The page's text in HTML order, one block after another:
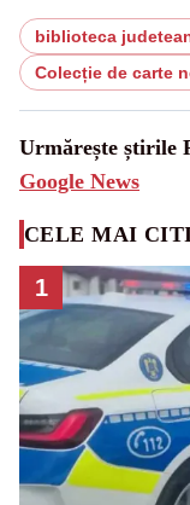
biblioteca
Colecție de carte
Urmărește știrile
Google News
CELE MAI
1